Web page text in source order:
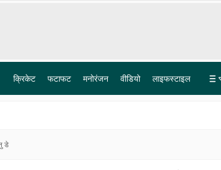
क्रिकेट फटाफट मनोरंजन वीडियो लाइफस्टाइल
डे